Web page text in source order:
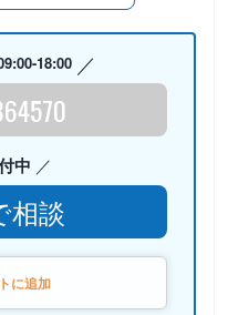
18:00
中
相談
に追加